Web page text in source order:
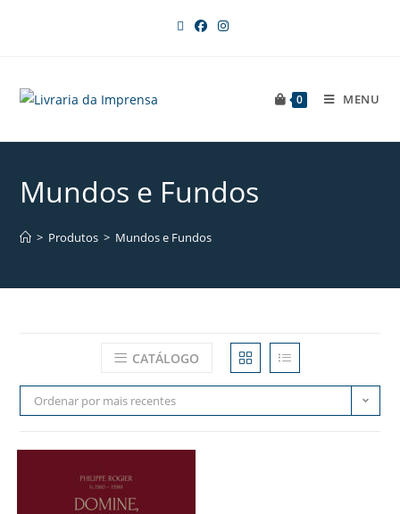
0 MENU
Mundos e Fundos
> Produtos > Mundos e Fundos
CATÁLOGO
Ordenar por mais recentes